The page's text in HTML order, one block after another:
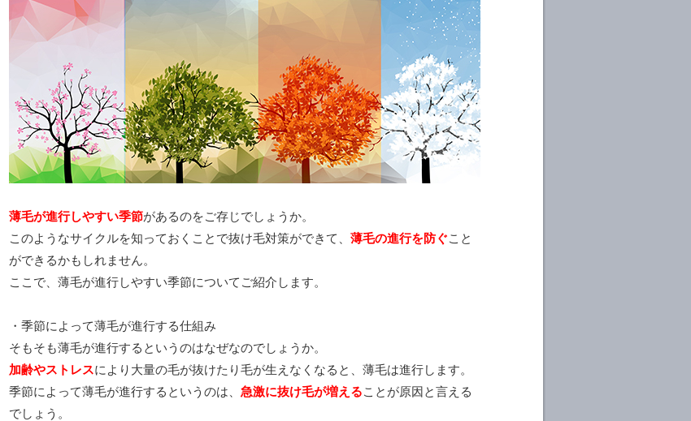
薄毛が進行しやすい季節があるのをご存じでしょうか。
このようなサイクルを知っておくことで抜け毛対策ができて、 薄毛の進行を防ぐこと
ができるかもしれません。
ここで、薄毛が進行しやすい季節についてご紹介します。
・季節によって薄毛が進行する仕組み
そもそも薄毛が進行するというのはなぜなのでしょうか。
加齢やストレスにより大量の毛が抜けたり毛が生えなくなると、薄毛は進行します。
季節によって薄毛が進行するというのは、 急激に抜け毛が増えることが原因と言える
でしょう。